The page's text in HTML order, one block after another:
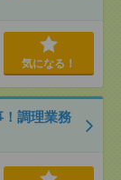
気になる！
調理業務